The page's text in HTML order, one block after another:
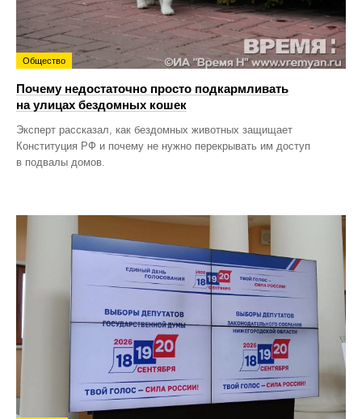
Общество
Почему недостаточно просто подкармливать
на улицах бездомных кошек
Эксперт рассказал, как бездомных животных защищает
Конституция РФ и почему не нужно перекрывать им доступ
в подвалы домов.